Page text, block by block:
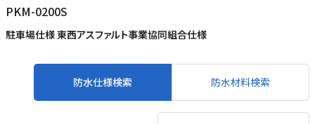
PKM-0200S
駐車場仕様 東西アスファルト事業協同組合仕様
防水仕様検索 防水材料検索